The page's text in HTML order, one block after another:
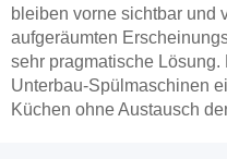
bleiben vorne sichtbar und
aufgeräumten
sehr pragmatische
Unterbau-Spülmaschinen
Küchen ohne Austausch